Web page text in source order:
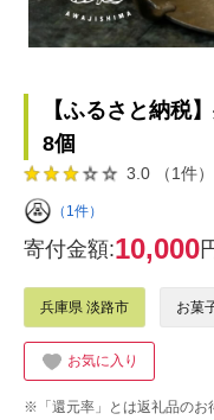
【ふるさと納税
8個
3.0 （1件）
（1件）
寄付金額:10,000
兵庫県 淡路市 お菓
お気に入り
※「還元率」とは返礼品のお